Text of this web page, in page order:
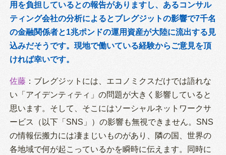
用を負担しているとの報告がありますし、あるコンサル
ティング会社の分析によるとブレグジットの影響で7千名
の金融関係者と1兆ポンドの運用資産が大陸に流出する見
込みだそうです。現地で働いている経験からご意見を頂
ければ幸いです。
佐藤： ブレグジットには、エコノミクスだけでは語れな
い「アイデンティティ」の問題が大きく影響していると
思います。そして、そこにはソーシャルネットワークサ
ービス（以下「SNS」）の影響も無視できません。SNS
の情報伝搬力には凄まじいものがあり、隣の国、世界の
各地域で何が起こっているかを瞬時に伝えます。同時に